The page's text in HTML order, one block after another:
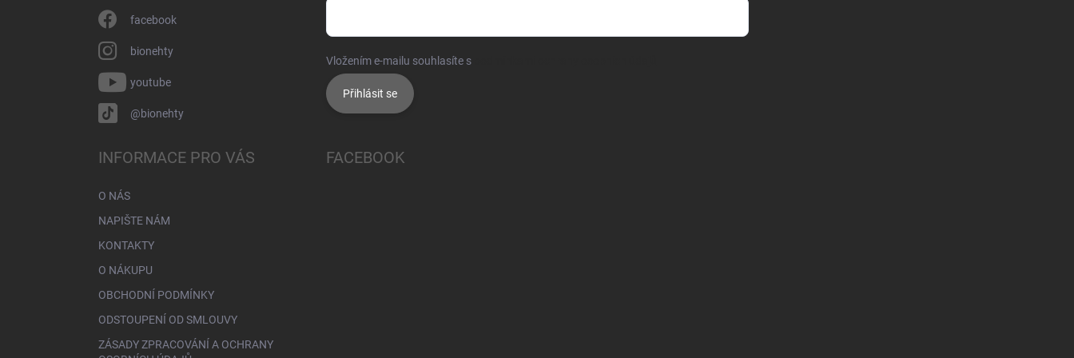
facebook
bionehty
youtube
@bionehty
Vložením e-mailu souhlasíte s
Přihlásit se
INFORMACE PRO VÁS
O NÁS
NAPIŠTE NÁM
KONTAKTY
O NÁKUPU
OBCHODNÍ PODMÍNKY
ODSTOUPENÍ OD SMLOUVY
ZÁSADY ZPRACOVÁNÍ A OCHRANY
FACEBOOK